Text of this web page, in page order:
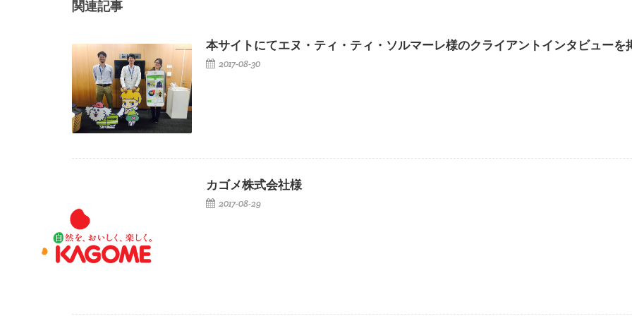
関連記事
本サイトにてエヌ・ティ・ティ・ソルマーレ様のクライアントインタビューを
2017-08-30
カゴメ株式会社様
2017-08-29